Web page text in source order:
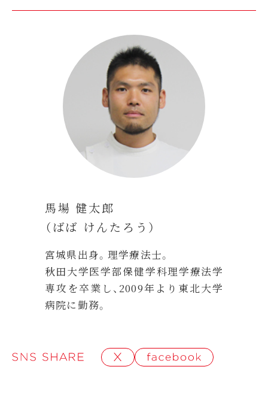
馬場 健太郎
（ばば けんたろう）
宮城県出身。理学療法士。
秋田大学医学部保健学科理学療法学
専攻を卒業し、2009年より東北大学
病院に勤務。